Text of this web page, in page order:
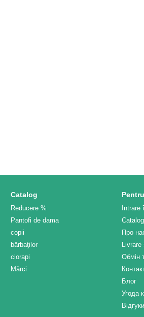
Catalog
Reducere %
Pantofi de dama
copii
bărbaţilor
ciorapi
Mărci
Intrare
Catalog
Про
Livrare
Обмін
Блог
Угода